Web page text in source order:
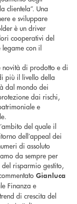
clientela”. Una
e sviluppare
è un driver
cooperativi del
legame con il
novità di prodotto e di
più il livello della
dal mondo dei
dai rischi,
e
del quale il
dell’appeal dei
di assoluto
da sempre per
risparmio gestito,
Gianluca
Finanza e
di crescita del